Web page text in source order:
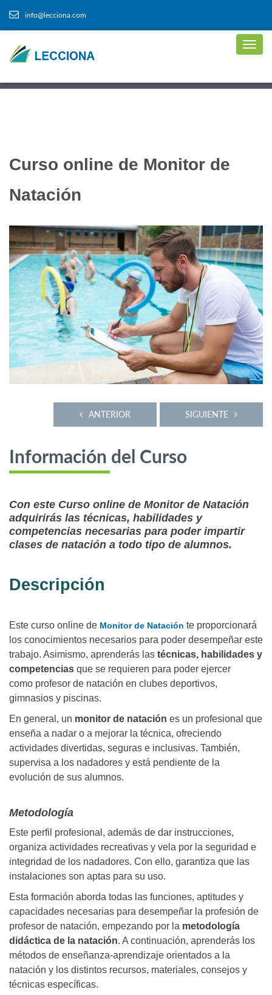
info@lecciona.com
Curso online de Monitor de
Natación
SIGUIENTE
ANTERIOR
Información del Curso
Con este Curso online de Monitor de Natación
adquirirás las técnicas, habilidades y
competencias necesarias para poder impartir
clases de natación a todo tipo de alumnos.
Descripción
Este curso online de Monitor de Natación te proporcionará
los conocimientos necesarios para poder desempeñar este
trabajo. Asimismo, aprenderás las técnicas, habilidades y
competencias que se requieren para poder ejercer
como profesor de natación en clubes deportivos,
gimnasios y piscinas.
En general, un monitor de natación es un profesional que
enseña a nadar o a mejorar la técnica, ofreciendo
actividades divertidas, seguras e inclusivas. También,
supervisa a los nadadores y está pendiente de la
evolución de sus alumnos.
Metodología
Este perfil profesional, además de dar instrucciones,
organiza actividades recreativas y vela por la seguridad e
integridad de los nadadores. Con ello, garantiza que las
instalaciones son aptas para su uso.
Esta formación aborda todas las funciones, aptitudes y
capacidades necesarias para desempeñar la profesión de
profesor de natación, empezando por la metodología
didáctica de la natación. A continuación, aprenderás los
métodos de enseñanza-aprendizaje orientados a la
natación y los distintos recursos, materiales, consejos y
técnicas específicas.